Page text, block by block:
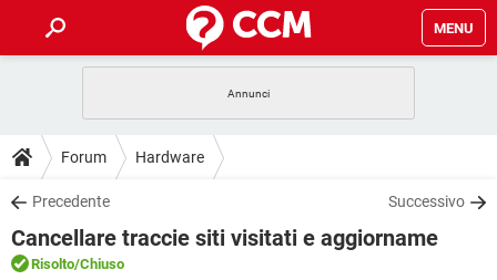
MENU
INTRATTENIMENTO
iOS
INSTAGRAM WHATSAPP
TIKTOK
GUIDE
COVID-19
iOS
DOWNLOAD
COVID-19 GAMING
INTRATTENIMENTO
FORUM
Forum Hardware
Precedente Successivo
Cancellare traccie siti visitati e aggiorname
Risolto/Chiuso